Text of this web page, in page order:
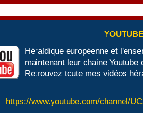
Héraldique européenne et
maintenant leur chaine Youtube
Retrouvez toute mes vidéos
https://www.youtube.com/channel/